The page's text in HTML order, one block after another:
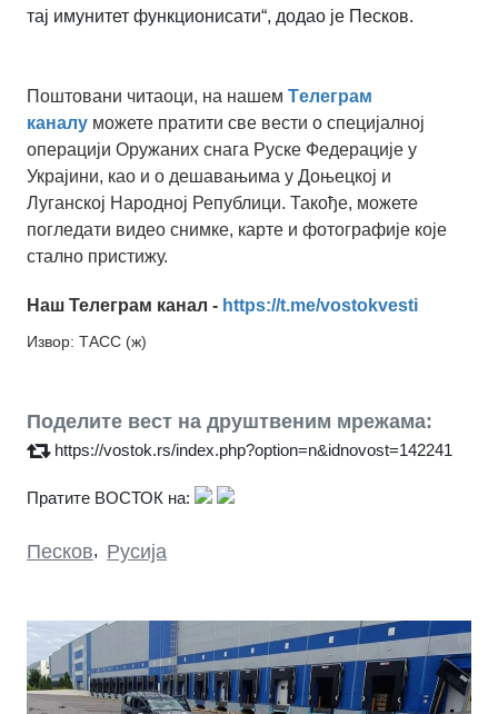
тај имунитет функционисати“, додао је Песков.
Поштовани читаоци, на нашем Tелеграм
каналу можете пратити све вести о специјалној
операцији Оружаних снага Руске Федерације у
Украјини, као и о дешавањима у Доњецкој и
Луганској Народној Републици. Такође, можете
погледати видео снимке, карте и фотографије које
стално пристижу.
Наш Телеграм канал - https://t.me/vostokvesti
Извор: ТАСС (ж)
Поделите вест на друштвеним мрежама:
https://vostok.rs/index.php?option=n&idnovost=142241
Пратите ВОСТОК на:
Песков, Русија